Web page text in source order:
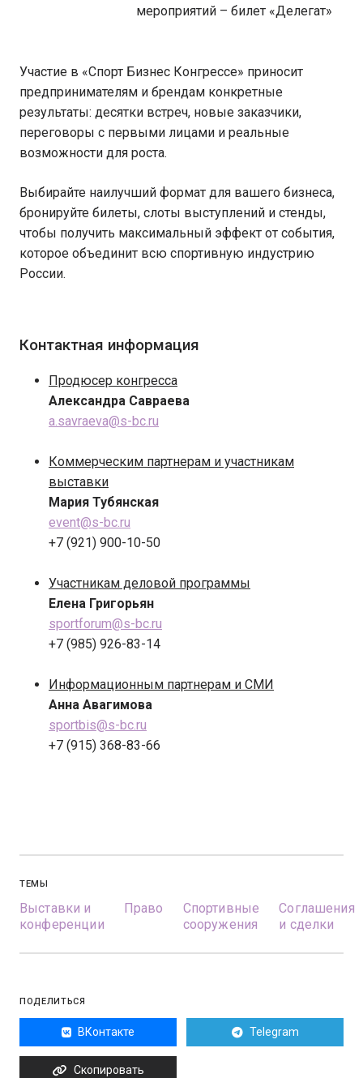
мероприятий – билет «Делегат»
Участие в «Спорт Бизнес Конгрессе» приносит
предпринимателям и брендам конкретные
результаты: десятки встреч, новые заказчики,
переговоры с первыми лицами и реальные
возможности для роста.
Выбирайте наилучший формат для вашего бизнеса,
бронируйте билеты, слоты выступлений и стенды,
чтобы получить максимальный эффект от события,
которое объединит всю спортивную индустрию
России.
Контактная информация
Продюсер конгресса
Александра Савраева
a.savraeva@s-bc.ru
Коммерческим партнерам и участникам
выставки
Мария Тубянская
event@s-bc.ru
+7 (921) 900-10-50
Участникам деловой программы
Елена Григорьян
sportforum@s-bc.ru
+7 (985) 926-83-14
Информационным партнерам и СМИ
Анна Авагимова
sportbis@s-bc.ru
+7 (915) 368-83-66
ТЕМЫ
Выставки и
конференции
Право
Спортивные
сооружения
Соглашения
и сделки
ПОДЕЛИТЬСЯ
ВКонтакте Telegram
Скопировать